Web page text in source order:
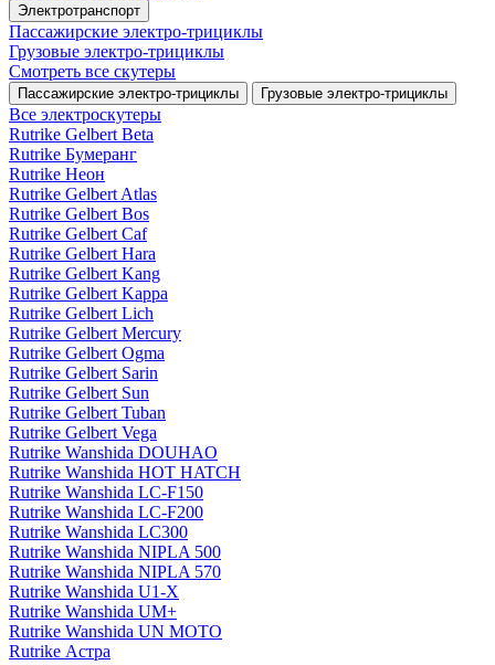
Электротранспорт
Пассажирские электро‑трициклы
Грузовые электро‑трициклы
Смотреть все скутеры
Пассажирские электро‑трициклы Грузовые электро‑трициклы
Все электро­скутеры
Rutrike Gelbert Beta
Rutrike Бумеранг
Rutrike Неон
Rutrike Gelbert Atlas
Rutrike Gelbert Bos
Rutrike Gelbert Caf
Rutrike Gelbert Hara
Rutrike Gelbert Kang
Rutrike Gelbert Kappa
Rutrike Gelbert Lich
Rutrike Gelbert Mercury
Rutrike Gelbert Ogma
Rutrike Gelbert Sarin
Rutrike Gelbert Sun
Rutrike Gelbert Tuban
Rutrike Gelbert Vega
Rutrike Wanshida DOUHAO
Rutrike Wanshida HOT HATCH
Rutrike Wanshida LC-F150
Rutrike Wanshida LC-F200
Rutrike Wanshida LC300
Rutrike Wanshida NIPLA 500
Rutrike Wanshida NIPLA 570
Rutrike Wanshida U1-X
Rutrike Wanshida UM+
Rutrike Wanshida UN MOTO
Rutrike Астра